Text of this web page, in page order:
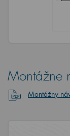
Montážne
Montážny